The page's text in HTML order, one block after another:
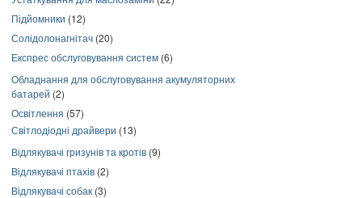
Підйомники (12)
Солідолонагнітач (20)
Експрес обслуговування систем (6)
Обладнання для обслуговування акумуляторних
батарей (2)
Освітлення (57)
Світлодіодні драйвери (13)
Відлякувачі гризунів та кротів (9)
Відлякувачі птахів (2)
Відлякувачі собак (3)